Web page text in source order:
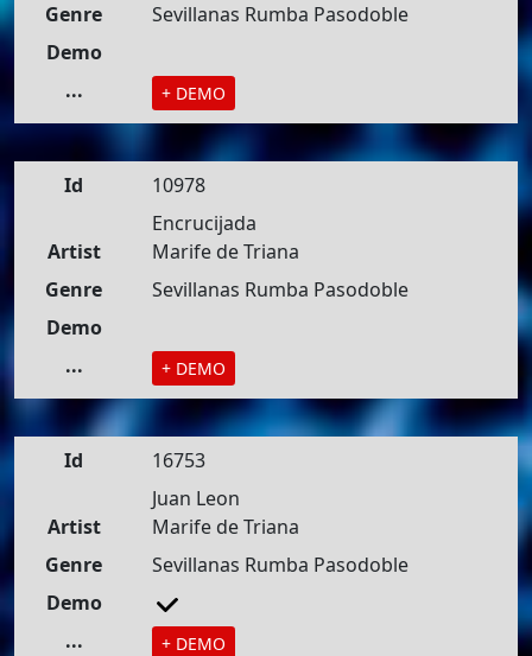
Genre
Sevillanas Rumba Pasodoble
Demo
...
+ DEMO
Id
10978
Encrucijada
Artist
Marife de Triana
Genre
Sevillanas Rumba Pasodoble
Demo
...
+ DEMO
Id
16753
Juan Leon
Artist
Marife de Triana
Genre
Sevillanas Rumba Pasodoble
Demo
...
+ DEMO